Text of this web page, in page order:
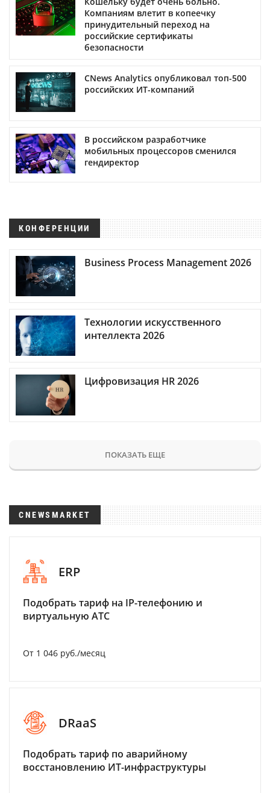
Компаниям влетит в копеечку
принудительный переход на
российские сертификаты
безопасности
CNews Analytics опубликовал топ-500
российских ИТ-компаний
В российском разработчике
мобильных процессоров сменился
гендиректор
КОНФЕРЕНЦИИ
Business Process Management 2026
Технологии искусственного
интеллекта 2026
Цифровизация HR 2026
ПОКАЗАТЬ ЕЩЕ
CNEWSMARKET
ERP
Подобрать тариф на IP-телефонию и
виртуальную АТС
От 1 046 руб./месяц
DRaaS
Подобрать тариф по аварийному
восстановлению ИТ-инфраструктуры